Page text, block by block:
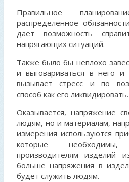
Правильное
распределенное
дает возможность
напрягающих ситуаций.
Также было бы неплохо
и выговариваться в него
вызывает стресс и по
способ как его ликвидировать.
Оказывается, напряжение
людям, но и материалам,
измерения используются
которые
производителям изделий
больше напряжения в
будет служить людям.